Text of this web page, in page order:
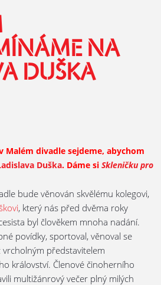
NA
DUŠKA
Malém divadle sejdeme, abychom
Duška. Dáme siSkleničku pro
bude věnován skvělému kolegovi,
, který nás před dvěma roky
byl člověkem mnoha nadání.
povídky, sportoval, věnoval se
představitelem
království. Členové činoherního
multižánrový večer plný milých